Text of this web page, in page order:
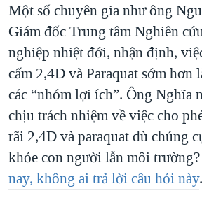
Một số chuyên gia như ông
Giám đốc Trung tâm Nghiên
nghiệp nhiệt đới, nhận định,
cấm 2,4D và Paraquat sớm hơn
các “nhóm lợi ích”. Ông Nghĩa
chịu trách nhiệm về việc cho
rãi 2,4D và paraquat dù chúng
khỏe con người lẫn môi trường?
nay, không ai trả lời câu hỏi này.